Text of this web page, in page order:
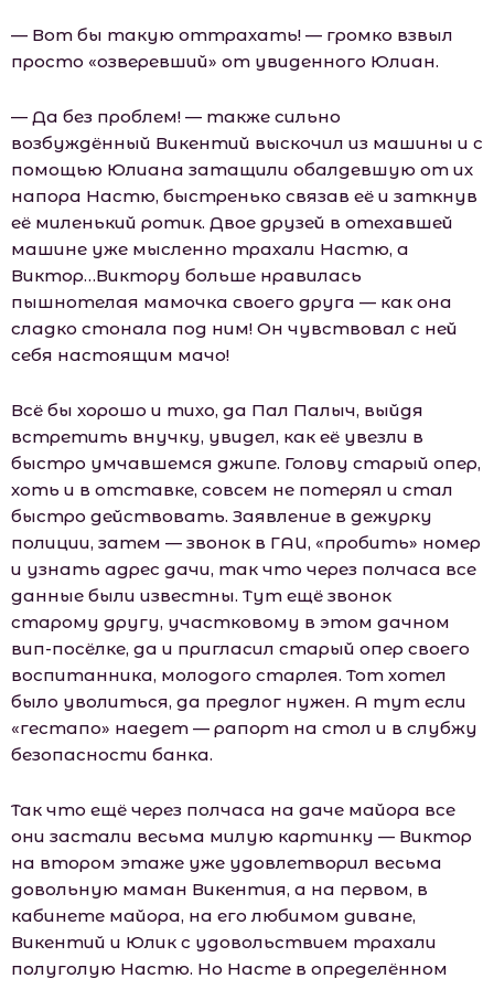
— Вот бы такую оттрахать! — громко взвыл
просто «озверевший» от увиденного Юлиан.
— Да без проблем! — также сильно
возбуждённый Викентий выскочил из машины и с
помощью Юлиана затащили обалдевшую от их
напора Настю, быстренько связав её и заткнув
её миленький ротик. Двое друзей в отехавшей
машине уже мысленно трахали Настю, а
Виктор…Виктору больше нравилась
пышнотелая мaмoчка своего друга — как она
сладко стонала под ним! Он чувствовал с ней
себя настоящим мачо!
Всё бы хорошо и тихо, да Пал Палыч, выйдя
встретить внучку, увидел, как её увезли в
быстро умчавшемся джипе. Голову старый опер,
хоть и в отставке, совсем не потерял и стал
быстро действовать. Заявление в дежурку
полиции, затем — звонок в ГАИ, «пробить» номер
и узнать адрес дачи, так что через полчаса все
данные были известны. Тут ещё звонок
старому другу, участковому в этом дачном
вип-посёлке, да и пригласил старый опер своего
воспитанника, молодого старлея. Тот хотел
было уволиться, да предлог нужен. А тут если
«гестапо» наедет — рапорт на стол и в слубжу
безопасности банка.
Так что ещё через полчаса на даче майора все
они застали весьма милую картинку — Виктор
на втором этаже уже удовлетворил весьма
довольную маман Викентия, а на первом, в
кабинете майора, на его любимом диване,
Викентий и Юлик с удовольствием трахали
полуголую Настю. Но Насте в определённом